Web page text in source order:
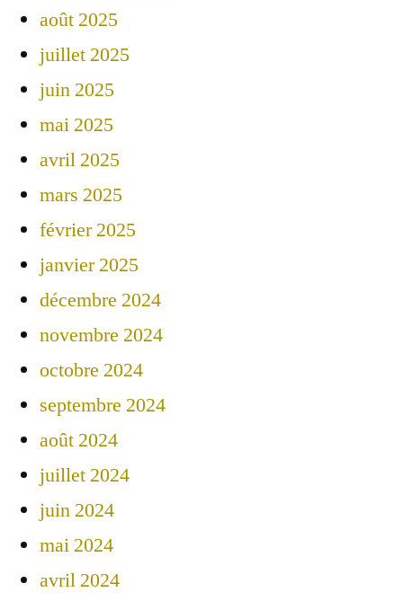
août 2025
juillet 2025
juin 2025
mai 2025
avril 2025
mars 2025
février 2025
janvier 2025
décembre 2024
novembre 2024
octobre 2024
septembre 2024
août 2024
juillet 2024
juin 2024
mai 2024
avril 2024